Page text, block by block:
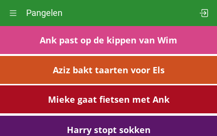
Pangelen
Ank past op de kippen van Wim
Aziz bakt taarten voor Els
Mieke gaat fietsen met Ank
Harry stopt sokken